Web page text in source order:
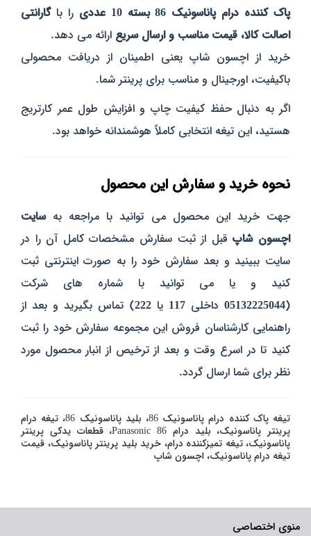
پاک‌ کننده درام پاناسونیک 86 بسته 10 عددی
را باگارانتی
اصالت کالا، قیمت مناسب و ارسال سریع ارائه می‌ دهد.
خرید از اچسون شاپ یعنی اطمینان از دریافت محصولی
باکیفیت، اورجینال و مناسب برای پرینتر شما.
اگر به دنبال حفظ کیفیت چاپ و افزایش طول عمر کارتریج
هستید، این تیغه انتخابی کاملاً هوشمندانه خواهد بود.
نحوه خرید و سفارش این محصول
جهت خرید این محصول می توانید با مراجعه بهسایت
اچسون شاپقبل از ثبت سفارش مشخصات کامل آن را در
سایت ببینید و بعد سفارش خود را به صورت اینترنتی ثبت
کنید و یا می توانید با شماره های شرکت
(
05132225044داخلی117 یا222) تماس بگیرید و بعد از
راهنمایی کارشناسان فروش این مجموعه سفارش خود را ثبت
کنید تا در اسرع وقت و بعد از ترخیص از انبار محصول مورد
نظر برای شما ارسال گردد.
تیغه پاک کننده درام پاناسونیک 86، بلید پاناسونیک 86، تیغه درام
پرینتر پاناسونیک، بلید درام Panasonic 86، قطعات یدکی پرینتر
پاناسونیک، تیغه تمیزکننده درام، خرید بلید پرینتر پاناسونیک، قیمت
تیغه درام پاناسونیک، اچسون شاپ
منوی اختصاصی